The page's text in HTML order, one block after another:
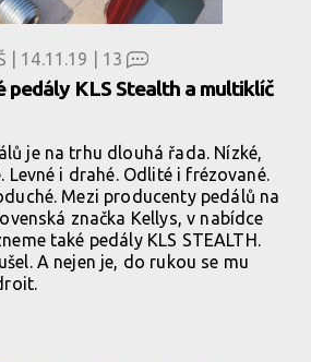
| 14.11.19 | 13
KLS Stealth a multiklíč
je na trhu dlouhá řada. Nízké,
Levné i drahé. Odlité i frézované.
Mezi producenty pedálů na
značka Kellys, v nabídce
také pedály KLS STEALTH.
A nejen je, do rukou se mu